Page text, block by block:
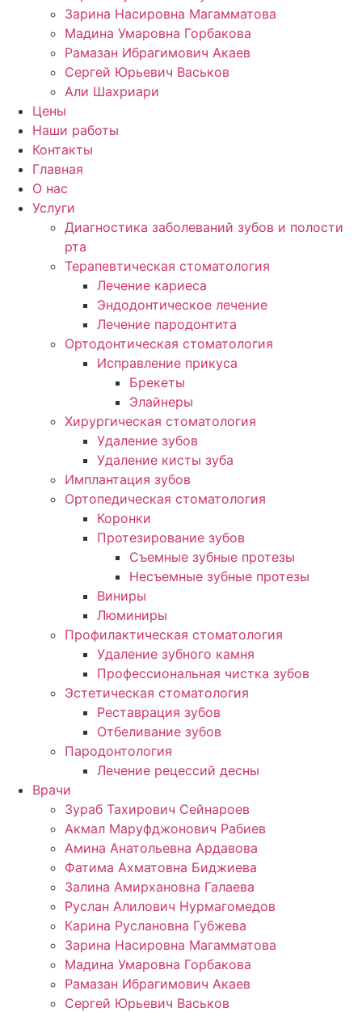
Зарина Насировна Магамматова
Мадина Умаровна Горбакова
Рамазан Ибрагимович Акаев
Сергей Юрьевич Васьков
Али Шахриари
Цены
Наши работы
Контакты
Главная
О нас
Услуги
Диагностика заболеваний зубов и полости
рта
Терапевтическая стоматология
Лечение кариеса
Эндодонтическое лечение
Лечение пародонтита
Ортодонтическая стоматология
Исправление прикуса
Брекеты
Элайнеры
Хирургическая стоматология
Удаление зубов
Удаление кисты зуба
Имплантация зубов
Ортопедическая стоматология
Коронки
Протезирование зубов
Съемные зубные протезы
Несъемные зубные протезы
Виниры
Люминиры
Профилактическая стоматология
Удаление зубного камня
Профессиональная чистка зубов
Эстетическая стоматология
Реставрация зубов
Отбеливание зубов
Пародонтология
Лечение рецессий десны
Врачи
Зураб Тахирович Сейнароев
Акмал Маруфджонович Рабиев
Амина Анатольевна Ардавова
Фатима Ахматовна Биджиева
Залина Амирхановна Галаева
Руслан Алилович Нурмагомедов
Карина Руслановна Губжева
Зарина Насировна Магамматова
Мадина Умаровна Горбакова
Рамазан Ибрагимович Акаев
Сергей Юрьевич Васьков